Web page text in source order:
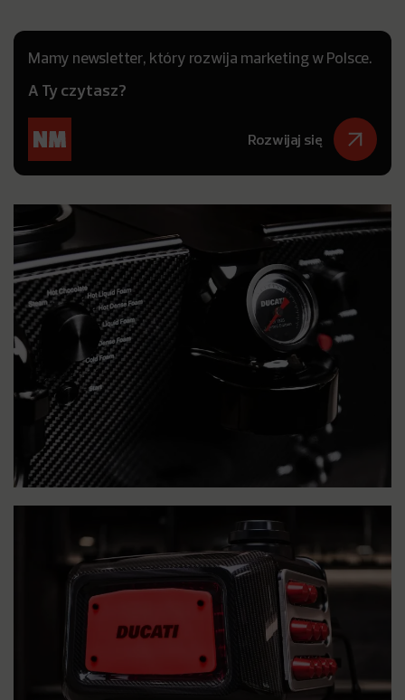
Mamy newsletter, który rozwija marketing w Polsce.
A Ty czytasz?
Rozwijaj się